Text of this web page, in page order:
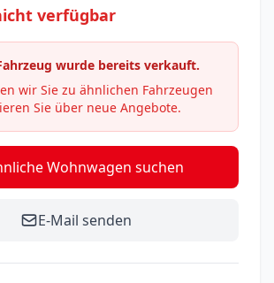
verfügbar
wurde bereits verkauft.
wir Sie zu ähnlichen Fahrzeugen
Sie über neue Angebote.
Wohnwagen suchen
E-Mail senden